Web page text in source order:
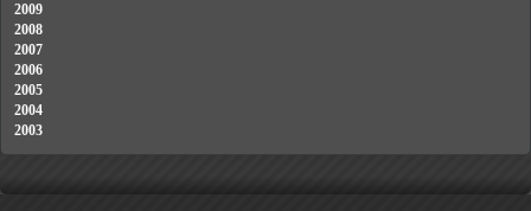
2009
2008
2007
2006
2005
2004
2003